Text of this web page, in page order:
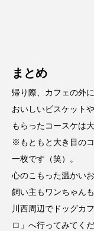
まとめ
帰り際、カフェの外
おいしいビスケット
もらったコースケは大
※もともと大き目の
一枚です（笑）。
心のこもった温かい
飼い主もワンちゃん
川西周辺でドッグカ
ロ」へ行ってみてく